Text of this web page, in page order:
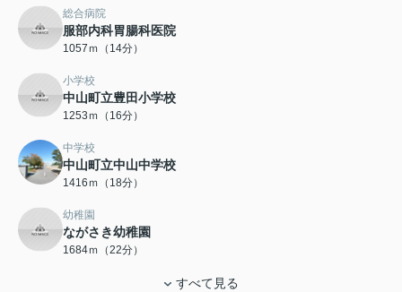
総合病院
服部内科胃腸科医院
1057ｍ（14分）
小学校
中山町立豊田小学校
1253ｍ（16分）
中学校
中山町立中山中学校
1416ｍ（18分）
幼稚園
ながさき幼稚園
1684ｍ（22分）
すべて見る